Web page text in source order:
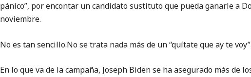
pánico”, por encontar un candidato sustituto que pueda ganarle a
noviembre.
No es tan sencillo.No se trata nada más de un “quítate que ay te voy”.
En lo que va de la campaña, Joseph Biden se ha asegurado más de